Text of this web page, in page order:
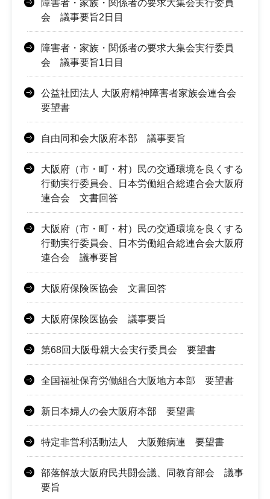
障害者・家族・関係者の要求大集会実行委員
会 議事要旨2日目
障害者・家族・関係者の要求大集会実行委員
会 議事要旨1日目
公益社団法人 大阪府精神障害者家族会連合会
要望書
自由同和会大阪府本部 議事要旨
大阪府（市・町・村）民の交通環境を良くする
行動実行委員会、日本労働組合総連合会大阪府
連合会 文書回答
大阪府（市・町・村）民の交通環境を良くする
行動実行委員会、日本労働組合総連合会大阪府
連合会 議事要旨
大阪府保険医協会 文書回答
大阪府保険医協会 議事要旨
第68回大阪母親大会実行委員会 要望書
全国福祉保育労働組合大阪地方本部 要望書
新日本婦人の会大阪府本部 要望書
特定非営利活動法人 大阪難病連 要望書
部落解放大阪府民共闘会議、同教育部会 議事
要旨